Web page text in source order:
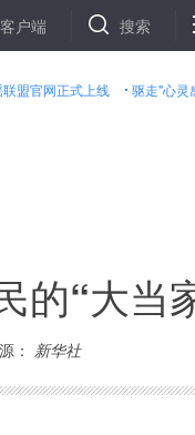
背后的粮田“变身”记
客户端 搜索
盟官网正式上线 驱走"心灵
的“大当
： 新华社